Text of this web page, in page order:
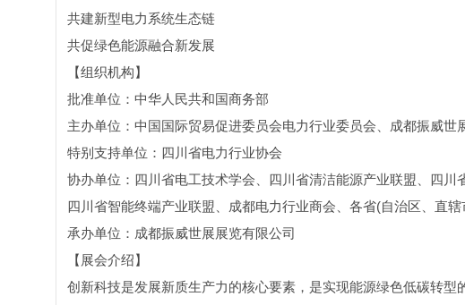
共建新型电力系统生态链
共促绿色能源融合新发展
【组织机构】
批准单位：中华人民共和国商务部
主办单位：中国国际贸易促进委员会电力行业委员会、成都振威世
特别支持单位：四川省电力行业协会
协办单位：四川省电工技术学会、四川省清洁能源产业联盟、四川
四川省智能终端产业联盟、成都电力行业商会、各省(自治区、直
承办单位：成都振威世展展览有限公司
【展会介绍】
创新科技是发展新质生产力的核心要素，是实现能源绿色低碳转